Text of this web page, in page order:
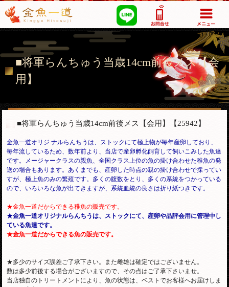
■将軍らんちゅう当歳14cm前後メス【会
用】
■将軍らんちゅう当歳14cm前後メス【会用】 【25942】
金魚一道オリジ ナルらんちうは、ストックにて極上物が毎年産卵しており、
毎年流しているため、数年前より、当店で産卵孵化飼育して飼いこみした魚達
です。メージャークラスの親魚、全国クラス上位の魚の掛け合わせた稚魚の発
送の場合もあります。あくまでも、産卵した時点の親の掛け合わせで採ってい
すが、極上魚のみの繁殖です。多くの腹数をとり、多くの系統をつかっている
ので、いろいろな魚が出てきますが、 系統血統の良さは折り紙つきです。
★金魚一道だからできる稚魚の販売です。
★金魚一道オリジナルらんちうは、ストックにて、産卵や品評会用に管理中し
ている魚達です。
★金魚一道だからできる魚の販売です。
★多少のサイズ誤差ご了承下さい。また雌雄は確定ではございません。
数は多少前後する場合がございますので、その点はご了承下さいませ。
当店独自のトリートメントにより、魚の状態は、ベストでお客様へお届けしま